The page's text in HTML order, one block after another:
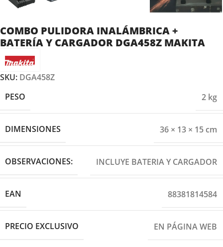
COMBO PULIDORA INALÁMBRICA +
BATERÍA Y CARGADOR DGA458Z MAKITA
SKU: DGA458Z
PESO
2 kg
DIMENSIONES 36 × 13 × 15 cm
OBSERVACIONES: INCLUYE BATERIA Y CARGADOR
EAN 88381814584
PRECIO EXCLUSIVO EN PÁGINA WEB